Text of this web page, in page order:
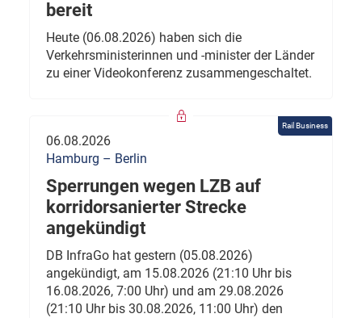
bereit
Heute (06.08.2026) haben sich die
Verkehrsministerinnen und -minister der Länder
zu einer Videokonferenz zusammengeschaltet.
Rail Business
06.08.2026
Hamburg – Berlin
Sperrungen wegen LZB auf
korridorsanierter Strecke
angekündigt
DB InfraGo hat gestern (05.08.2026)
angekündigt, am 15.08.2026 (21:10 Uhr bis
16.08.2026, 7:00 Uhr) und am 29.08.2026
(21:10 Uhr bis 30.08.2026, 11:00 Uhr) den